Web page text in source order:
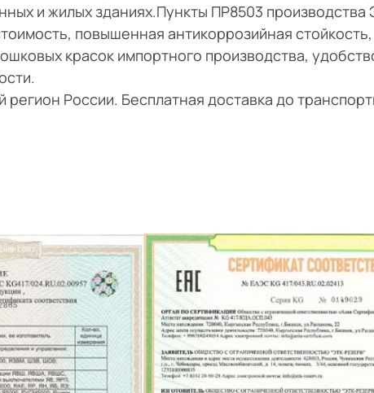
и жилых зданиях.Пункты ПР8503
повышенная антикоррозийная
красок импортного производства,
регион России. Бесплатная доставка до